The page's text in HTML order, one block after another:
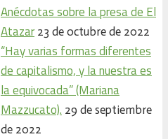
Anécdotas sobre la presa de El
Atazar 23 de octubre de 2022
“Hay varias formas diferentes
de capitalismo, y la nuestra es
la equivocada” (Mariana
Mazzucato). 29 de septiembre
de 2022